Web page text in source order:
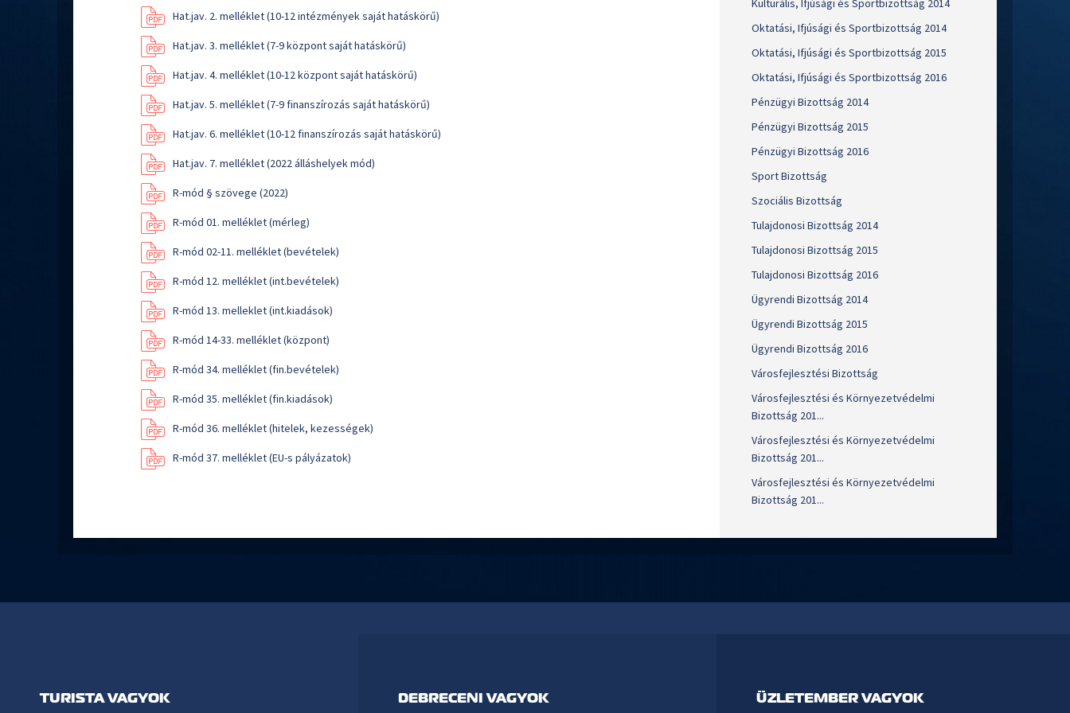
Hat.jav. 2. melléklet (10-12 intézmények saját hatáskörű)
Hat.jav. 3. melléklet (7-9 központ saját hatáskörű)
Hat.jav. 4. melléklet (10-12 központ saját hatáskörű)
Hat.jav. 5. melléklet (7-9 finanszírozás saját hatáskörű)
Hat.jav. 6. melléklet (10-12 finanszírozás saját hatáskörű)
Hat.jav. 7. melléklet (2022 álláshelyek mód)
R-mód § szövege (2022)
R-mód 01. melléklet (mérleg)
R-mód 02-11. melléklet (bevételek)
R-mód 12. melléklet (int.bevételek)
R-mód 13. melleklet (int.kiadások)
R-mód 14-33. melléklet (központ)
R-mód 34. melléklet (fin.bevételek)
R-mód 35. melléklet (fin.kiadások)
R-mód 36. melléklet (hitelek, kezességek)
R-mód 37. melléklet (EU-s pályázatok)
Kulturális, Ifjúsági és Sportbizottság 2014
Oktatási, Ifjúsági és Sportbizottság 2014
Oktatási, Ifjúsági és Sportbizottság 2015
Oktatási, Ifjúsági és Sportbizottság 2016
Pénzügyi Bizottság 2014
Pénzügyi Bizottság 2015
Pénzügyi Bizottság 2016
Sport Bizottság
Szociális Bizottság
Tulajdonosi Bizottság 2014
Tulajdonosi Bizottság 2015
Tulajdonosi Bizottság 2016
Ügyrendi Bizottság 2014
Ügyrendi Bizottság 2015
Ügyrendi Bizottság 2016
Városfejlesztési Bizottság
Városfejlesztési és Környezetvédelmi
Bizottság 201...
Városfejlesztési és Környezetvédelmi
Bizottság 201...
Városfejlesztési és Környezetvédelmi
Bizottság 201...
TURISTA VAGYOK DEBRECENI VAGYOK ÜZLETEMBER VAGYOK